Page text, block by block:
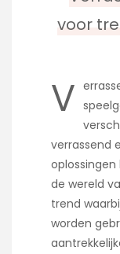
voor
V
verrassend
oplossingen
de wereld
trend
worden